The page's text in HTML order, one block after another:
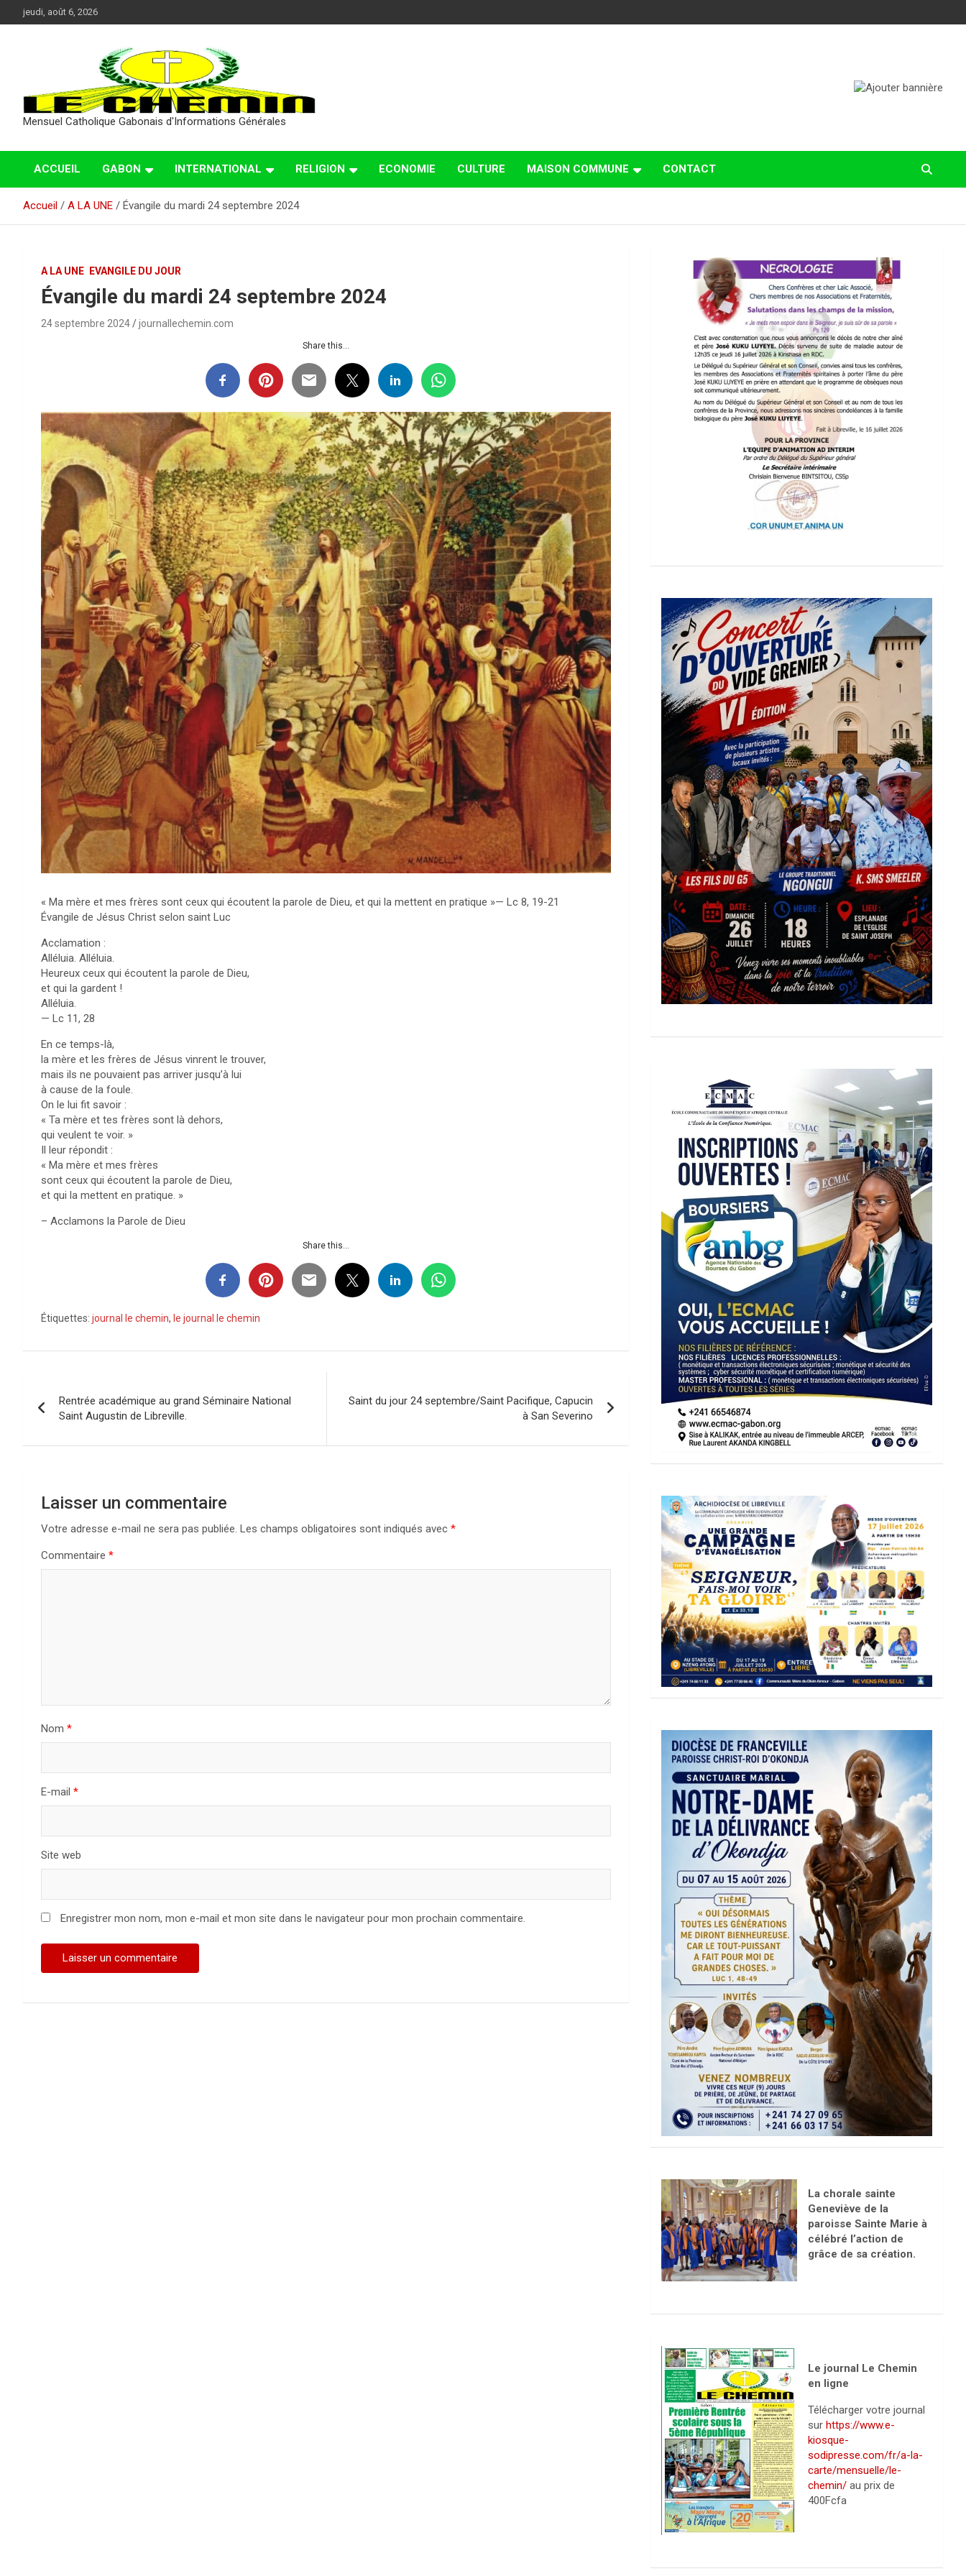
au
jeudi, août 6, 2026
Mensuel Catholique Gabonais d'Informations Générales
ACCUEIL GABON INTERNATIONAL RELIGION ECONOMIE CULTURE MAISON COMMUNE CONTACT
Accueil A LA UNE Évangile du mardi 24 septembre 2024
A LA UNE EVANGILE DU JOUR
Évangile du mardi 24 septembre 2024
24 septembre 2024 journallechemin.com
Share this...
« Ma mère et mes frères sont ceux qui écoutent la parole de Dieu, et qui la mettent en pratique »— Lc 8, 19-21
Évangile de Jésus Christ selon saint Luc
Acclamation :
Alléluia. Alléluia.
Heureux ceux qui écoutent la parole de Dieu,
et qui la gardent !
Alléluia.
— Lc 11, 28
En ce temps-là,
la mère et les frères de Jésus vinrent le trouver,
mais ils ne pouvaient pas arriver jusqu’à lui
à cause de la foule.
On le lui fit savoir :
« Ta mère et tes frères sont là dehors,
qui veulent te voir. »
Il leur répondit :
« Ma mère et mes frères
sont ceux qui écoutent la parole de Dieu,
et qui la mettent en pratique. »
– Acclamons la Parole de Dieu
Share this...
Étiquettes: journal le chemin, le journal le chemin
de
l’article
Rentrée académique au grand Séminaire National
Saint Augustin de Libreville.
Saint du jour 24 septembre/Saint Pacifique, Capucin
à San Severino
Laisser un commentaire
Votre adresse e-mail ne sera pas publiée. Les champs obligatoires sont indiqués avec *
Commentaire *
Nom *
E-mail *
Site web
Enregistrer mon nom, mon e-mail et mon site dans le navigateur pour mon prochain commentaire.
La chorale sainte
Geneviève de la
paroisse Sainte Marie à
célébré l’action de
grâce de sa création.
Le journal Le Chemin
en ligne
Télécharger votre journal
sur https://www.e-
kiosque-
sodipresse.com/fr/a-la-
carte/mensuelle/le-
chemin/au prix de
400Fcfa